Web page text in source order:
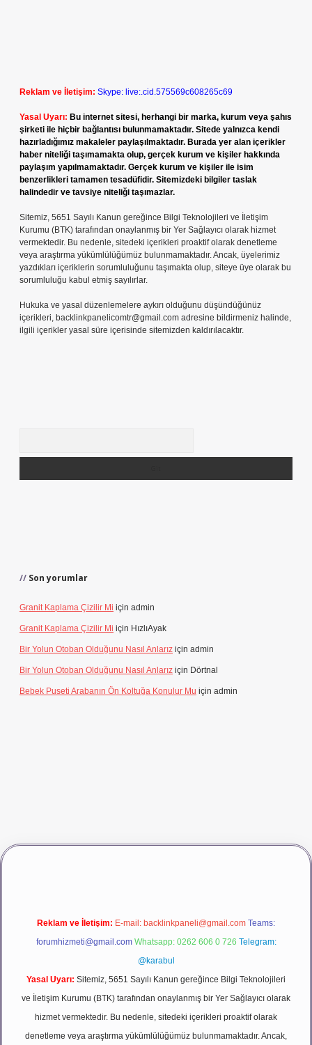
Reklam ve İletişim: Skype: live:.cid.575569c608265c69
Yasal Uyarı: Bu internet sitesi, herhangi bir marka, kurum veya şahıs
şirketi ile hiçbir bağlantısı bulunmamaktadır. Sitede yalnızca kendi
hazırladığımız makaleler paylaşılmaktadır. Burada yer alan içerikler
haber niteliği taşımamakta olup, gerçek kurum ve kişiler hakkında
paylaşım yapılmamaktadır. Gerçek kurum ve kişiler ile isim
benzerlikleri tamamen tesadüfidir. Sitemizdeki bilgiler taslak
halindedir ve tavsiye niteliği taşımazlar.
Sitemiz, 5651 Sayılı Kanun gereğince Bilgi Teknolojileri ve İletişim
Kurumu (BTK) tarafından onaylanmış bir Yer Sağlayıcı olarak hizmet
vermektedir. Bu nedenle, sitedeki içerikleri proaktif olarak denetleme
veya araştırma yükümlülüğümüz bulunmamaktadır. Ancak, üyelerimiz
yazdıkları içeriklerin sorumluluğunu taşımakta olup, siteye üye olarak bu
sorumluluğu kabul etmiş sayılırlar.
Hukuka ve yasal düzenlemelere aykırı olduğunu düşündüğünüz
içerikleri, backlinkpanelicomtr@gmail.com adresine bildirmeniz halinde,
ilgili içerikler yasal süre içerisinde sitemizden kaldırılacaktır.
Son yorumlar
Granit Kaplama Çizilir Mi için admin
Granit Kaplama Çizilir Mi için HızlıAyak
Bir Yolun Otoban Olduğunu Nasıl Anlarız için admin
Bir Yolun Otoban Olduğunu Nasıl Anlarız için Dörtnal
Bebek Puseti Arabanın Ön Koltuğa Konulur Mu için admin
girişbetexper
Reklam ve İletişim: E-mail: backlinkpaneli@gmail.com Teams:
forumhizmeti@gmail.com Whatsapp: 0262 606 0 726 Telegram:
@karabul
Yasal Uyarı: Sitemiz, 5651 Sayılı Kanun gereğince Bilgi Teknolojileri
ve İletişim Kurumu (BTK) tarafından onaylanmış bir Yer Sağlayıcı olarak
hizmet vermektedir. Bu nedenle, sitedeki içerikleri proaktif olarak
denetleme veya araştırma yükümlülüğümüz bulunmamaktadır. Ancak,